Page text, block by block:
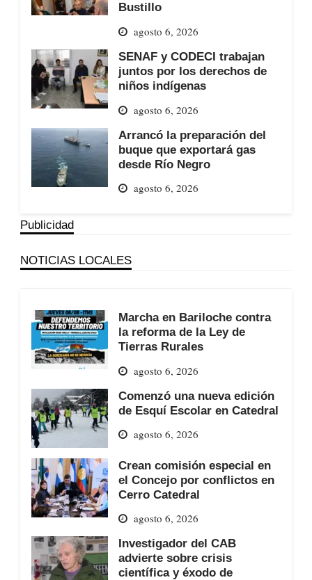
Bustillo
agosto 6, 2026
SENAF y CODECI trabajan
juntos por los derechos de
niños indígenas
agosto 6, 2026
Arrancó la preparación del
buque que exportará gas
desde Río Negro
agosto 6, 2026
Publicidad
NOTICIAS LOCALES
Marcha en Bariloche contra
la reforma de la Ley de
Tierras Rurales
agosto 6, 2026
Comenzó una nueva edición
de Esquí Escolar en Catedral
agosto 6, 2026
Crean comisión especial en
el Concejo por conflictos en
Cerro Catedral
agosto 6, 2026
Investigador del CAB
advierte sobre crisis
científica y éxodo de